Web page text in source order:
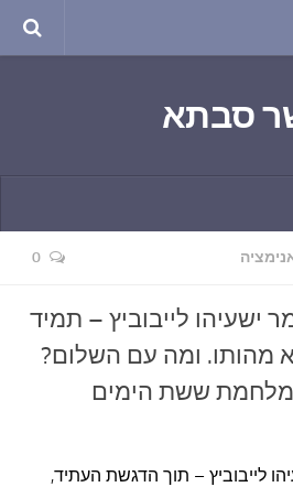
סבתא
0
ישעיהו לייבוביץ – תמיד
מהותו. ומה עם השלום?
לייבוביץ – תוך הדגשת העתיד,